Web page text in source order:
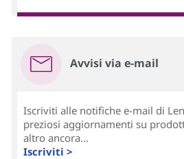
Avvisi via e-mail
Iscriviti alle notifiche e-mail di
preziosi aggiornamenti su
altro ancora...
Iscriviti >